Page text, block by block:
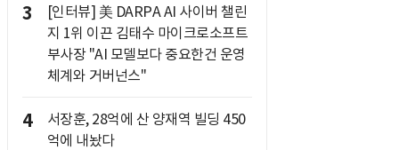
3
[인터뷰] 美 DARPA AI 사이버 챌린
지 1위 이끈 김태수 마이크로소프트
부사장 "AI 모델보다 중요한건 운영
체계와 거버넌스"
4
서장훈, 28억에 산 양재역 빌딩 450
억에 내놨다